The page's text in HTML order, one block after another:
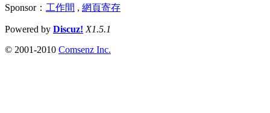
Sponsor： 工作間 , 網頁寄存
Powered by Discuz! X1.5.1
© 2001-2010 Comsenz Inc.